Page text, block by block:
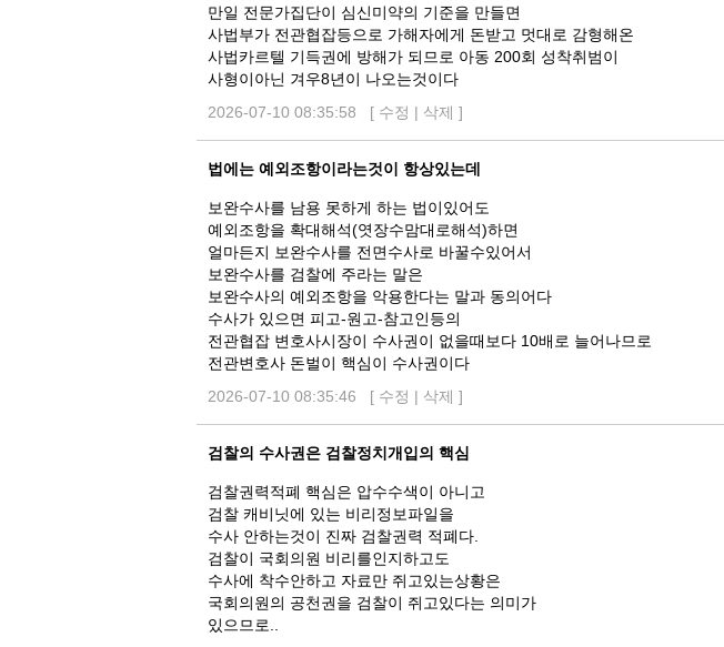
만일 전문가집단이 심신미약의 기준을 만들면
사법부가 전관협잡등으로 가해자에게 돈받고 멋대로 감형해온
사법카르텔 기득권에 방해가 되므로 아동 200회 성착취범이
사형이아닌 겨우8년이 나오는것이다
2026-07-10 08:35:58 [ 수정 | 삭제 ]
법에는 예외조항이라는것이 항상있는데
보완수사를 남용 못하게 하는 법이있어도
예외조항을 확대해석(엿장수맘대로해석)하면
얼마든지 보완수사를 전면수사로 바꿀수있어서
보완수사를 검찰에 주라는 말은
보완수사의 예외조항을 악용한다는 말과 동의어다
수사가 있으면 피고-원고-참고인등의
전관협잡 변호사시장이 수사권이 없을때보다 10배로 늘어나므로
전관변호사 돈벌이 핵심이 수사권이다
2026-07-10 08:35:46 [ 수정 | 삭제 ]
검찰의 수사권은 검찰정치개입의 핵심
검찰권력적폐 핵심은 압수수색이 아니고
검찰 캐비닛에 있는 비리정보파일을
수사 안하는것이 진짜 검찰권력 적폐다.
검찰이 국회의원 비리를인지하고도
수사에 착수안하고 자료만 쥐고있는상황은
국회의원의 공천권을 검찰이 쥐고있다는 의미가
있으므로..